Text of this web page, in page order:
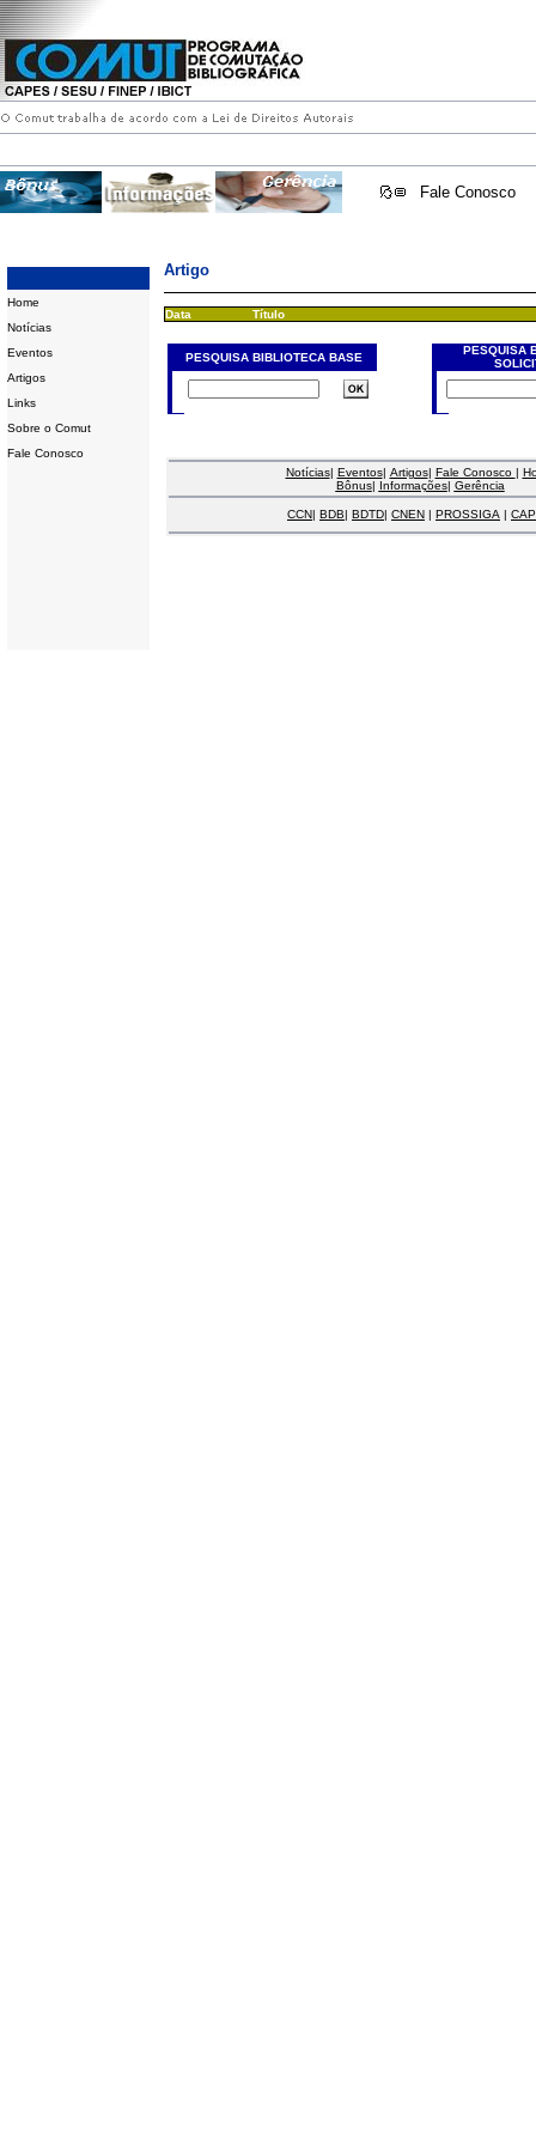
Fale Conosco
Home
Notícias
Eventos
Artigos
Links
Sobre o Comut
Fale Conosco
Artigo
Data Título
PESQUISA BIBLIOTECA BASE
PESQUISA
Notícias| Eventos| Artigos| Fale Conosco |
Bônus| Informações| Gerência
CCN| BDB| BDTD| CNEN | PROSSIGA |